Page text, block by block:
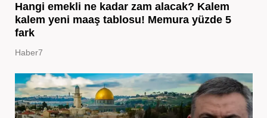
Hangi emekli ne kadar zam alacak? Kalem
kalem yeni maaş tablosu! Memura yüzde 5
fark
Haber7